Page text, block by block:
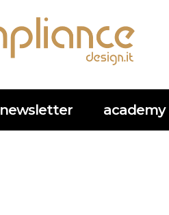
newsletter academy